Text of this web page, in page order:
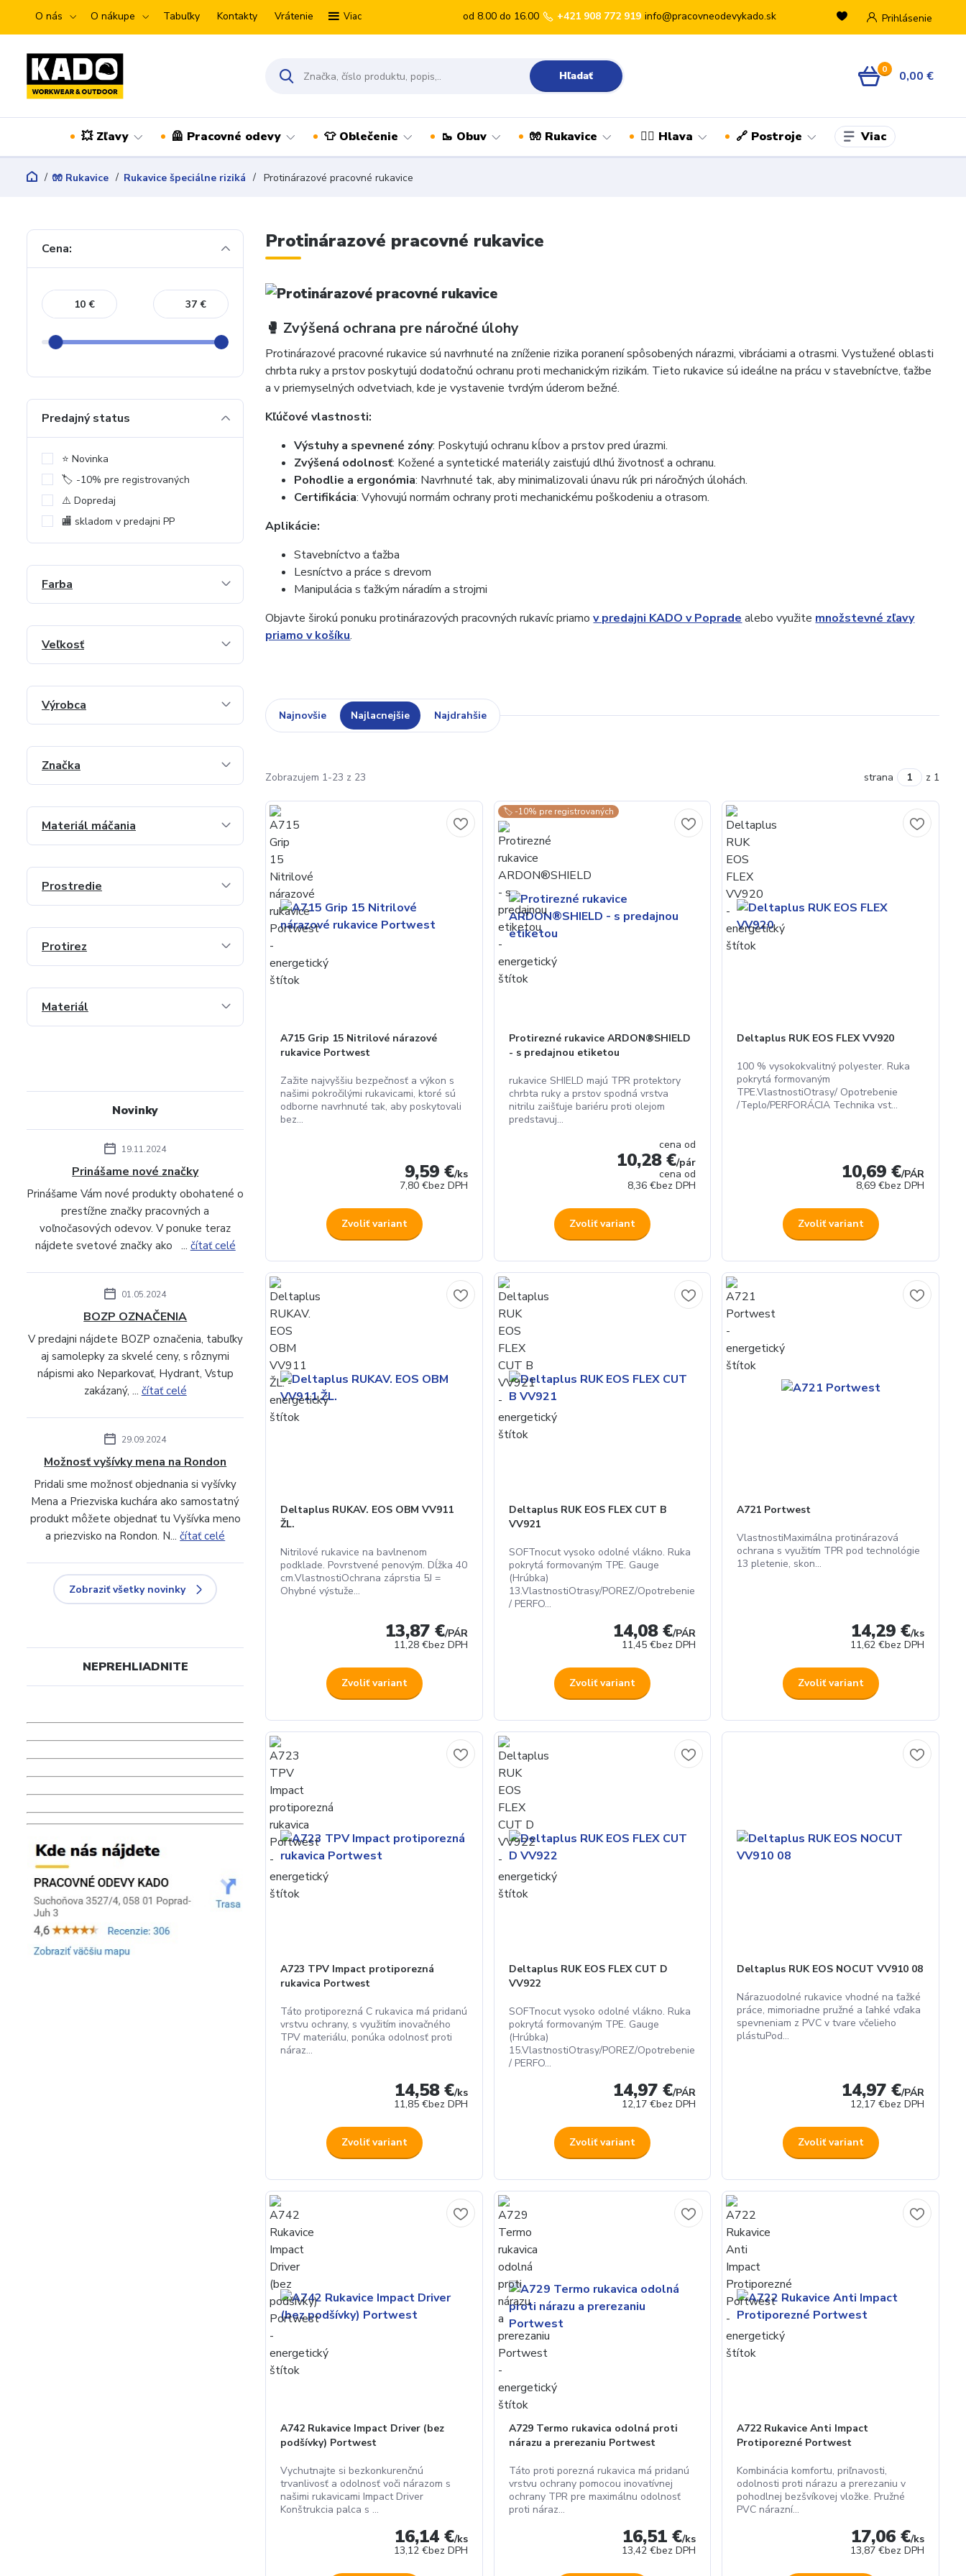
O nás O nákupe Tabuľky Kontakty Vrátenie Viac Prihlásenie
Hľadať
od 8.00 do 16.00 +421 908 772 919 info@pracovneodevykado.sk
0 0,00 €
💥 Zľavy 🦺 Pracovné odevy 👕 Oblečenie 🥾 Obuv 🧤 Rukavice 👷‍♂️ Hlava 🔗 Postroje Viac
🧤 Rukavice Rukavice špeciálne riziká Protinárazové pracovné rukavice
Protinárazové pracovné rukavice
🥊 Zvýšená ochrana pre náročné úlohy
Protinárazové pracovné rukavice sú navrhnuté na zníženie rizika poranení spôsobených nárazmi, vibráciami a otrasmi. Vystužené oblasti
chrbta ruky a prstov poskytujú dodatočnú ochranu proti mechanickým rizikám. Tieto rukavice sú ideálne na prácu v stavebníctve, ťažbe
a v priemyselných odvetviach, kde je vystavenie tvrdým úderom bežné.
Kľúčové vlastnosti:
Výstuhy a spevnené zóny: Poskytujú ochranu kĺbov a prstov pred úrazmi.
Zvýšená odolnosť: Kožené a syntetické materiály zaisťujú dlhú životnosť a ochranu.
Pohodlie a ergonómia: Navrhnuté tak, aby minimalizovali únavu rúk pri náročných úlohách.
Certifikácia: Vyhovujú normám ochrany proti mechanickému poškodeniu a otrasom.
Aplikácie:
Stavebníctvo a ťažba
Lesníctvo a práce s drevom
Manipulácia s ťažkým náradím a strojmi
Objavte širokú ponuku protinárazových pracovných rukavíc priamov predajni KADO v Poprade alebo využite množstevné zľavy
priamo v košíku.
Najnovšie Najlacnejšie Najdrahšie
Zobrazujem 1-23 z 23 strana z 1
A715 Grip 15 Nitrilové nárazové
rukavice Portwest
Zažite najvyššiu bezpečnosť a výkon s
našimi pokročilými rukavicami, ktoré sú
odborne navrhnuté tak, aby poskytovali
bez...
9,59 €/ks
7,80 €bez DPH
Zvoliť variant
🏷️ -10% pre registrovaných
Protirezné rukavice ARDON®SHIELD
- s predajnou etiketou
rukavice SHIELD majú TPR protektory
chrbta ruky a prstov spodná vrstva
nitrilu zaišťuje bariéru proti olejom
predstavuj...
cena od
10,28 €/pár
cena od
8,36 €bez DPH
Zvoliť variant
Deltaplus RUK EOS FLEX VV920
100 % vysokokvalitný polyester. Ruka
pokrytá formovaným
TPE.VlastnostiOtrasy/ Opotrebenie
/Teplo/PERFORÁCIA Technika vst...
10,69 €/PÁR
8,69 €bez DPH
Zvoliť variant
Deltaplus RUKAV. EOS OBM VV911
ŽL.
Nitrilové rukavice na bavlnenom
podklade. Povrstvené penovým. Dĺžka 40
cm.VlastnostiOchrana záprstia 5J =
Ohybné výstuže...
13,87 €/PÁR
11,28 €bez DPH
Zvoliť variant
Deltaplus RUK EOS FLEX CUT B
VV921
SOFTnocut vysoko odolné vlákno. Ruka
pokrytá formovaným TPE. Gauge
(Hrúbka)
13.VlastnostiOtrasy/POREZ/Opotrebenie
/ PERFO...
14,08 €/PÁR
11,45 €bez DPH
Zvoliť variant
A721 Portwest
VlastnostiMaximálna protinárazová
ochrana s využitím TPR pod technológie
13 pletenie, skon...
14,29 €/ks
11,62 €bez DPH
Zvoliť variant
A723 TPV Impact protiporezná
rukavica Portwest
Táto protiporezná C rukavica má pridanú
vrstvu ochrany, s využitím inovačného
TPV materiálu, ponúka odolnosť proti
náraz...
14,58 €/ks
11,85 €bez DPH
Zvoliť variant
Deltaplus RUK EOS FLEX CUT D
VV922
SOFTnocut vysoko odolné vlákno. Ruka
pokrytá formovaným TPE. Gauge
(Hrúbka)
15.VlastnostiOtrasy/POREZ/Opotrebenie
/ PERFO...
14,97 €/PÁR
12,17 €bez DPH
Zvoliť variant
Deltaplus RUK EOS NOCUT VV910 08
Nárazuodolné rukavice vhodné na ťažké
práce, mimoriadne pružné a ľahké vďaka
spevneniam z PVC v tvare včelieho
plástuPod...
14,97 €/PÁR
12,17 €bez DPH
Zvoliť variant
A742 Rukavice Impact Driver (bez
podšívky) Portwest
Vychutnajte si bezkonkurenčnú
trvanlivosť a odolnosť voči nárazom s
našimi rukavicami Impact Driver
Konštrukcia palca s ...
16,14 €/ks
13,12 €bez DPH
A729 Termo rukavica odolná proti
nárazu a prerezaniu Portwest
Táto proti porezná rukavica má pridanú
vrstvu ochrany pomocou inovatívnej
ochrany TPR pre maximálnu odolnosť
proti náraz...
16,51 €/ks
13,42 €bez DPH
A722 Rukavice Anti Impact
Protiporezné Portwest
Kombinácia komfortu, priľnavosti,
odolnosti proti nárazu a prerezaniu v
pohodlnej bezšvíkovej vložke. Pružné
PVC nárazní...
17,06 €/ks
13,87 €bez DPH
Cena:
€ €
Predajný status
⭐️ Novinka
🏷️ -10% pre registrovaných
⚠️ Dopredaj
🏬 skladom v predajni PP
Farba
Veľkosť
Výrobca
Značka
Materiál máčania
Prostredie
Protirez
Materiál
Novinky
19.11.2024
Prinášame nové značky
Prinášame Vám nové produkty obohatené o
prestížne značky pracovných a
voľnočasových odevov. V ponuke teraz
nájdete svetové značky ako ... čítať celé
01.05.2024
BOZP OZNAČENIA
V predajni nájdete BOZP označenia, tabuľky
aj samolepky za skvelé ceny, s rôznymi
nápismi ako Neparkovať, Hydrant, Vstup
zakázaný, ... čítať celé
29.09.2024
Možnosť vyšívky mena na Rondon
Pridali sme možnosť objednania si vyšívky
Mena a Priezviska kuchára ako samostatný
produkt môžete objednať tu Vyšívka meno
a priezvisko na Rondon. N...čítať celé
Zobraziť všetky novinky
NEPREHLIADNITE